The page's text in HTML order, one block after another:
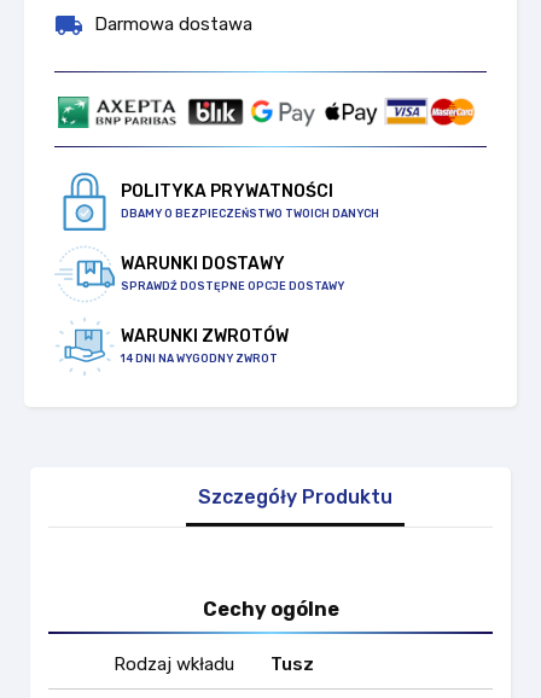
local_shipping Darmowa dostawa
POLITYKA PRYWATNOŚCI
DBAMY O BEZPIECZEŃSTWO TWOICH DANYCH
WARUNKI DOSTAWY
SPRAWDŹ DOSTĘPNE OPCJE DOSTAWY
WARUNKI ZWROTÓW
14 DNI NA WYGODNY ZWROT
Szczegóły Produktu
Cechy ogólne
Rodzaj wkładu Tusz